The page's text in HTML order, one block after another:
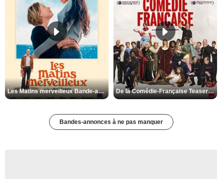
Les Matins merveilleux Bande-annonce VF De la Comédie-Française Teaser VF
Bandes-annonces à ne pas manquer